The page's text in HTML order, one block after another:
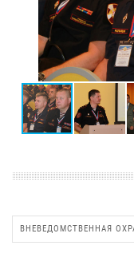
ВНЕВЕДОМСТВЕННАЯ